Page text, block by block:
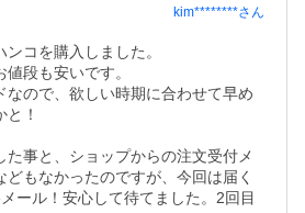
kim********さん
コを購入しました。
段も安いです。
なので、欲しい時期に合わせて早め
！
た事と、ショップからの注文受付メ
どもなかったのですが、今回は届く
ール！安心して待てました。2回目